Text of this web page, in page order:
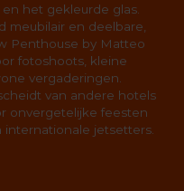
het gekleurde glas.
meubilair en deelbare,
Penthouse by Matteo
fotoshoots, kleine
vergaderingen.
van andere hotels
onvergetelijke feesten
jetsetters.